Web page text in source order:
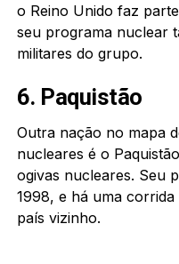
o Reino Unido faz
seu programa nuclear
militares do grupo.
6. Paquistão
Outra nação no mapa
nucleares é o
ogivas nucleares. Seu
1998, e há uma
país vizinho.